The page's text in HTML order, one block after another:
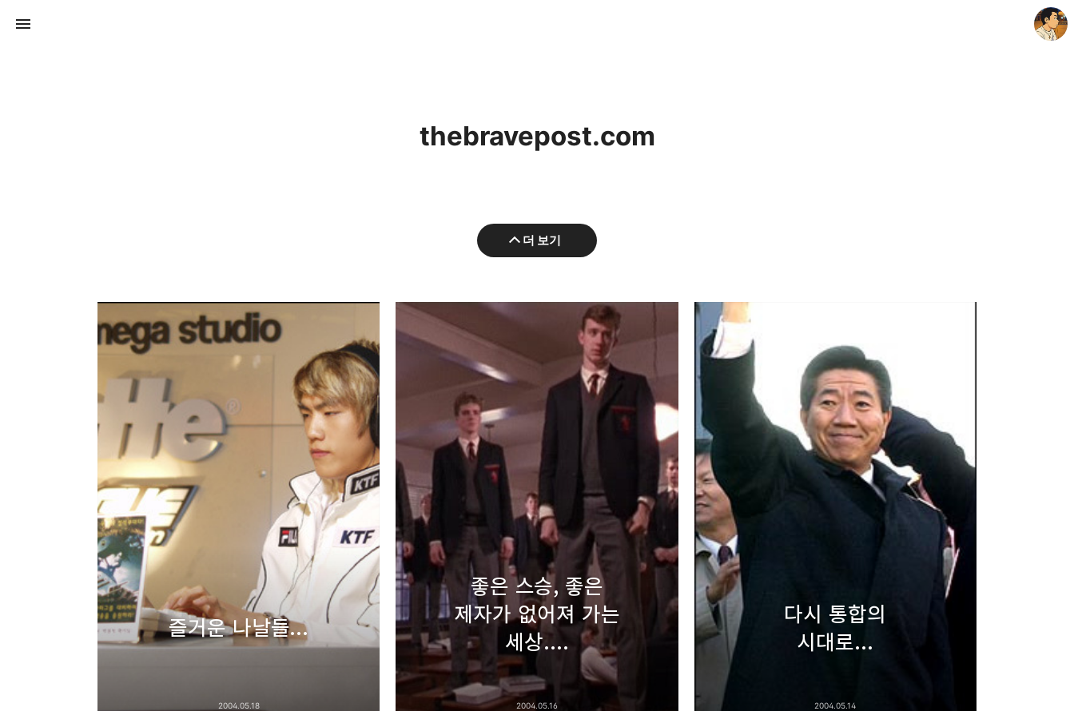
thebravepost.com
더 보기
즐거운 나날들...
2004.05.18
좋은 스승, 좋은
제자가 없어져 가는
세상....
2004.05.16
다시 통합의
시대로...
2004.05.14